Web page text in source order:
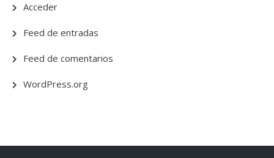
Acceder
Feed de entradas
Feed de comentarios
WordPress.org